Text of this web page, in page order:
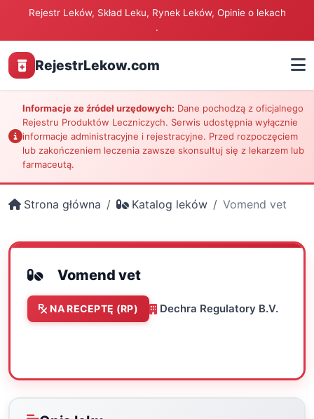
Rejestr Leków, Skład Leku, Rynek Leków, Opinie o lekach
.
RejestrLekow.com
Informacje ze źródeł urzędowych: Dane pochodzą z oficjalnego
Rejestru Produktów Leczniczych. Serwis udostępnia wyłącznie
informacje administracyjne i rejestracyjne. Przed rozpoczęciem
lub zakończeniem leczenia zawsze skonsultuj się z lekarzem lub
farmaceutą.
Strona główna Katalog leków Vomend vet
Vomend vet
NA RECEPTĘ (RP) Dechra Regulatory B.V.